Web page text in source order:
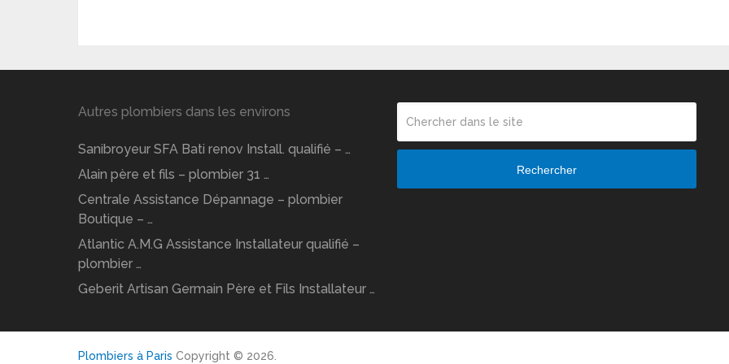
Autres plombiers dans les environs
Sanibroyeur SFA Bati renov Install. qualifié – …
Alain père et fils – plombier 31 …
Centrale Assistance Dépannage – plombier
Boutique – …
Atlantic A.M.G Assistance Installateur qualifié –
plombier …
Geberit Artisan Germain Père et Fils Installateur …
Rechercher
Plombiers à Paris Copyright © 2026.